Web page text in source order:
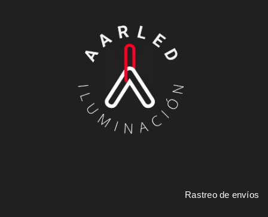
Rastreo de envíos